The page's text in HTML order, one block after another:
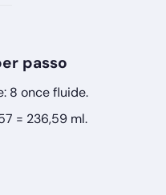
passo
8 once fluide.
= 236,59 ml.